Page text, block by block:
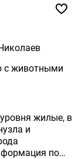
с животными
жилые, в
и
по